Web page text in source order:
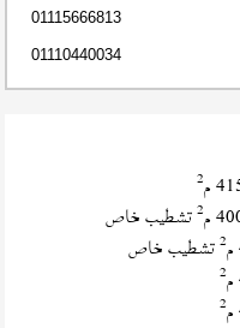
01115666813
01110440034
2
2تشطيب خاص
2تشطيب خاص
2
2